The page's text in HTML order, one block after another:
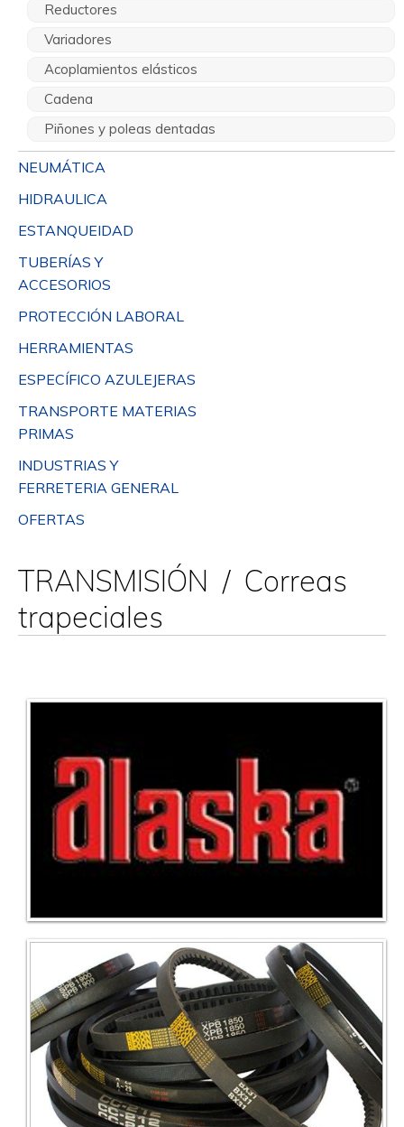
Reductores
Variadores
Acoplamientos elásticos
Cadena
Piñones y poleas dentadas
NEUMÁTICA
HIDRAULICA
ESTANQUEIDAD
TUBERÍAS Y
ACCESORIOS
PROTECCIÓN LABORAL
HERRAMIENTAS
ESPECÍFICO AZULEJERAS
TRANSPORTE MATERIAS
PRIMAS
INDUSTRIAS Y
FERRETERIA GENERAL
OFERTAS
TRANSMISIÓN / Correas
trapeciales
DISTRIBUIDORES EXCLUSIVOS PARA TODA ESPAÃ±A DE
CORREAS MARCA ALASKA